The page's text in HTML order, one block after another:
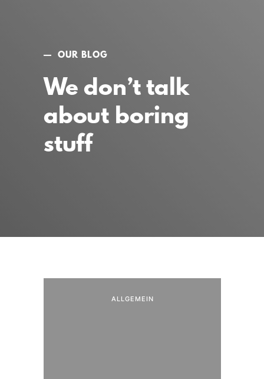
OUR BLOG
We don’t talk
about boring
stuff
ALLGEMEIN